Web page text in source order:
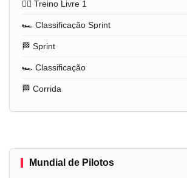
🏋️‍♂️ Treino Livre 1
🏎️ Classificação Sprint
🏁 Sprint
🏎️ Classificação
🏁 Corrida
Mundial de Pilotos